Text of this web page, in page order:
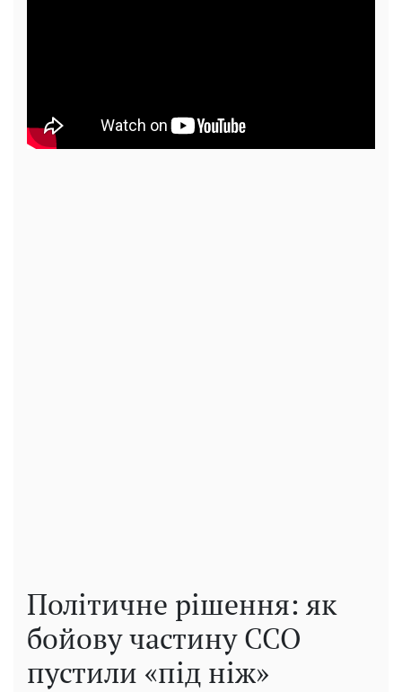
Політичне рішення: як
бойову частину ССО
пустили «під ніж»